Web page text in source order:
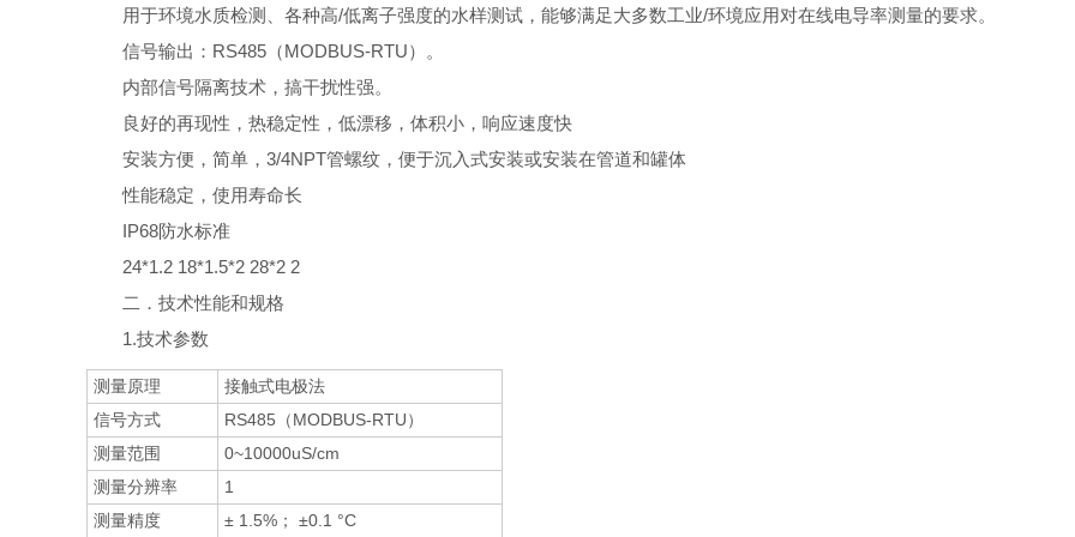
用于环境水质检测、各种高/低离子强度的水样测试，能够满足大多数工业/环境应用对在线电导率测量的要求。
信号输出：RS485（MODBUS-RTU）。
内部信号隔离技术，搞干扰性强。
良好的再现性，热稳定性，低漂移，体积小，响应速度快
安装方便，简单，3/4NPT管螺纹，便于沉入式安装或安装在管道和罐体
性能稳定，使用寿命长
IP68防水标准
24*1.2 18*1.5*2 28*2 2
二．技术性能和规格
1.技术参数
测量原理
接触式电极法
信号方式
RS485（MODBUS-RTU）
测量范围
0~10000uS/cm
测量分辨率
1
测量精度
± 1.5%； ±0.1 °C